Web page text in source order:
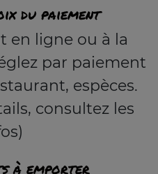
du paiement
en ligne ou à la
par paiement
espèces.
consultez les
à emporter